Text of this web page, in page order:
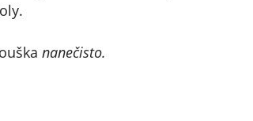
nanečisto.